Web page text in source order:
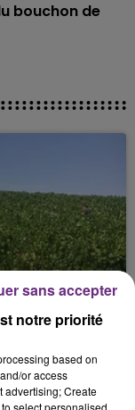
bouchon de
À
DE...
2026
rappeler
notre priorité
based on
or access
advertising; Create
select personalised
sans accepter